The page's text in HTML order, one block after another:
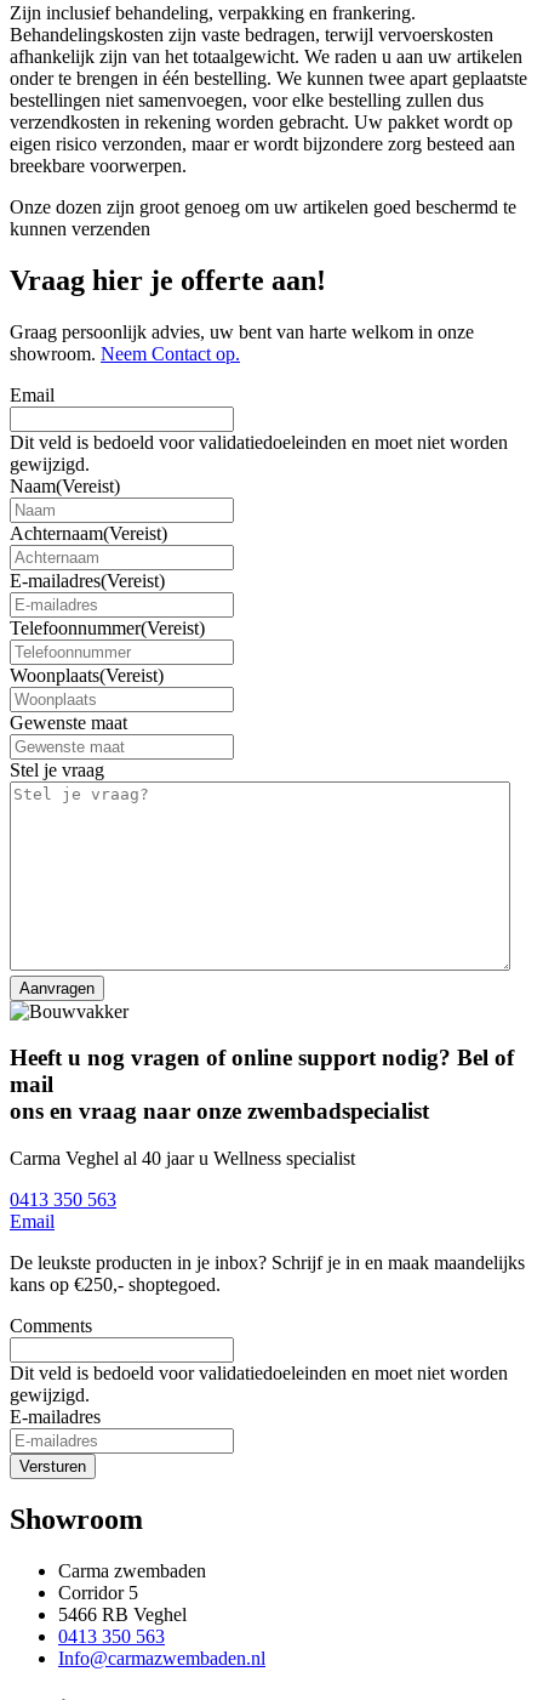
Zijn inclusief behandeling, verpakking en frankering.
Behandelingskosten zijn vaste bedragen, terwijl vervoerskosten
afhankelijk zijn van het totaalgewicht. We raden u aan uw artikelen
onder te brengen in één bestelling. We kunnen twee apart geplaatste
bestellingen niet samenvoegen, voor elke bestelling zullen dus
verzendkosten in rekening worden gebracht. Uw pakket wordt op
eigen risico verzonden, maar er wordt bijzondere zorg besteed aan
breekbare voorwerpen.
Onze dozen zijn groot genoeg om uw artikelen goed beschermd te
kunnen verzenden
Vraag hier je offerte aan!
Graag persoonlijk advies, uw bent van harte welkom in onze
showroom. Neem Contact op.
Email
Dit veld is bedoeld voor validatiedoeleinden en moet niet worden
gewijzigd.
Naam(Vereist)
Achternaam(Vereist)
E-mailadres(Vereist)
Telefoonnummer(Vereist)
Woonplaats(Vereist)
Gewenste maat
Stel je vraag
Heeft u nog vragen of online support nodig? Bel of
mail
ons en vraag naar onze zwembadspecialist
Carma Veghel al 40 jaar u Wellness specialist
0413 350 563
Email
De leukste producten in je inbox? Schrijf je in en maak maandelijks
kans op €250,- shoptegoed.
Comments
Dit veld is bedoeld voor validatiedoeleinden en moet niet worden
gewijzigd.
E-mailadres
Showroom
Carma zwembaden
Corridor 5
5466 RB Veghel
0413 350 563
Info@carmazwembaden.nl